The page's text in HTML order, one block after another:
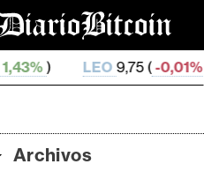
9,75 (-0,01%) ZEC507,17
Archivos